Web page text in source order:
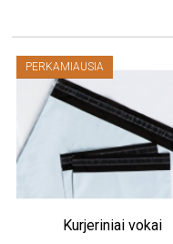
PERKAMIAUSIA
Kurjeriniai vokai